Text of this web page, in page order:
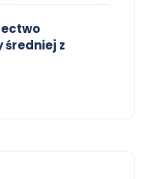
średniej z